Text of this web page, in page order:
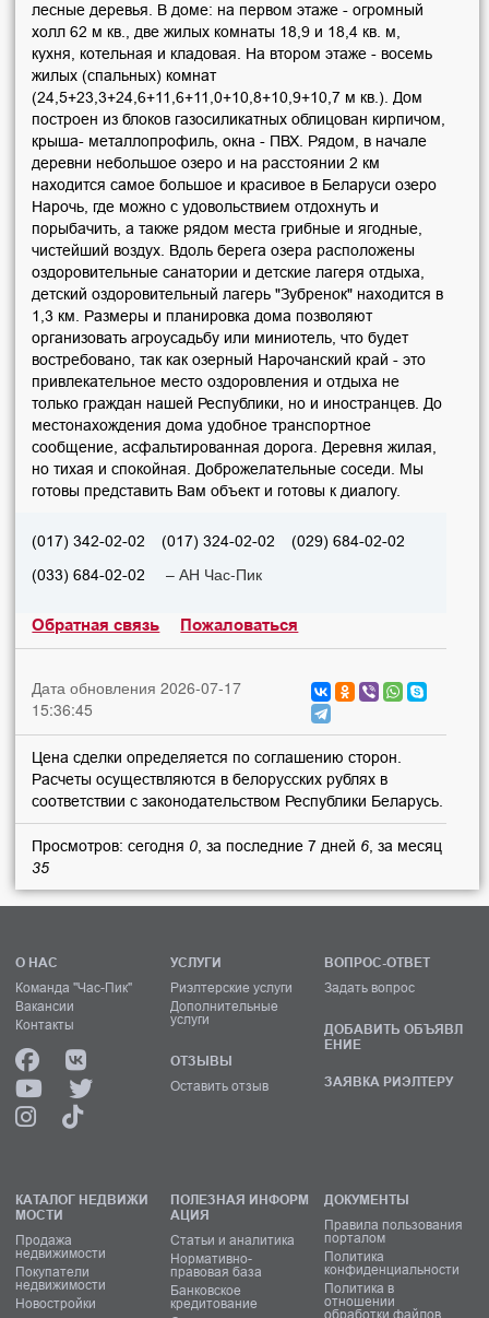
лесные деревья. В доме: на первом этаже - огромный
холл 62 м кв., две жилых комнаты 18,9 и 18,4 кв. м,
кухня, котельная и кладовая. На втором этаже - восемь
жилых (спальных) комнат
(24,5+23,3+24,6+11,6+11,0+10,8+10,9+10,7 м кв.). Дом
построен из блоков газосиликатных облицован кирпичом,
крыша- металлопрофиль, окна - ПВХ. Рядом, в начале
деревни небольшое озеро и на расстоянии 2 км
находится самое большое и красивое в Беларуси озеро
Нарочь, где можно с удовольствием отдохнуть и
порыбачить, а также рядом места грибные и ягодные,
чистейший воздух. Вдоль берега озера расположены
оздоровительные санатории и детские лагеря отдыха,
детский оздоровительный лагерь "Зубренок" находится в
1,3 км. Размеры и планировка дома позволяют
организовать агроусадьбу или миниотель, что будет
востребовано, так как озерный Нарочанский край - это
привлекательное место оздоровления и отдыха не
только граждан нашей Республики, но и иностранцев. До
местонахождения дома удобное транспортное
сообщение, асфальтированная дорога. Деревня жилая,
но тихая и спокойная. Доброжелательные соседи. Мы
готовы представить Вам объект и готовы к диалогу.
(017) 342-02-02 (017) 324-02-02
(029) 684-02-02
(033) 684-02-02
– АН Час-Пик
Обратная связь Пожаловаться
Дата обновления 2026-07-17
15:36:45
Цена сделки определяется по соглашению сторон.
Расчеты осуществляются в белорусских рублях в
соответствии с законодательством Республики Беларусь.
Просмотров: сегодня 0, за последние 7 дней 6, за месяц
35
О НАС
Команда "Час-Пик"
Вакансии
Контакты
УСЛУГИ
Риэлтерские услуги
Дополнительные
услуги
ОТЗЫВЫ
Оставить отзыв
ВОПРОС-ОТВЕТ
Задать вопрос
ДОБАВИТЬ ОБЪЯВЛ
ЕНИЕ
ЗАЯВКА РИЭЛТЕРУ
КАТАЛОГ НЕДВИЖИ
МОСТИ
Продажа
недвижимости
Покупатели
недвижимости
Новостройки
ПОЛЕЗНАЯ ИНФОРМ
АЦИЯ
Статьи и аналитика
Нормативно-
правовая база
Банковское
кредитование
ДОКУМЕНТЫ
Правила пользования
порталом
Политика
конфиденциальности
Политика в
отношении
обработки файлов